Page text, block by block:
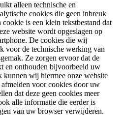
alleen technische en
cookies die geen inbreuk
is een klein tekstbestand dat
website wordt opgeslagen op
De cookies die wij
voor de technische werking van
Ze zorgen ervoor dat de
en onthouden bijvoorbeeld uw
wij hiermee onze website
voor cookies door uw
dat deze geen cookies meer
alle informatie die eerder is
van uw browser verwijderen.